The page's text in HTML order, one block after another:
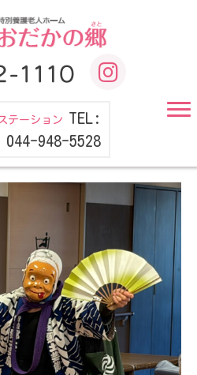
テーション TEL:
044-948-5528